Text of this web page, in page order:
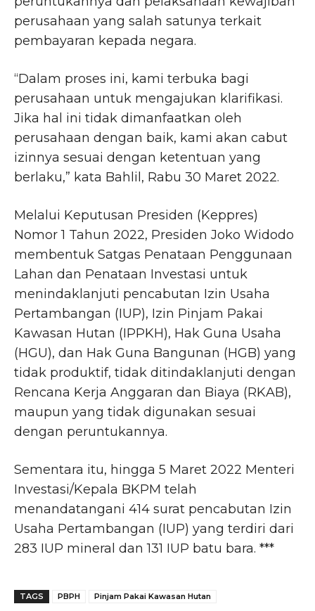
perusahaan yang salah satunya terkait
pembayaran kepada negara.
“Dalam proses ini, kami terbuka bagi
perusahaan untuk mengajukan klarifikasi.
Jika hal ini tidak dimanfaatkan oleh
perusahaan dengan baik, kami akan cabut
izinnya sesuai dengan ketentuan yang
berlaku,” kata Bahlil, Rabu 30 Maret 2022.
Melalui Keputusan Presiden (Keppres)
Nomor 1 Tahun 2022, Presiden Joko Widodo
membentuk Satgas Penataan Penggunaan
Lahan dan Penataan Investasi untuk
menindaklanjuti pencabutan Izin Usaha
Pertambangan (IUP), Izin Pinjam Pakai
Kawasan Hutan (IPPKH), Hak Guna Usaha
(HGU), dan Hak Guna Bangunan (HGB) yang
tidak produktif, tidak ditindaklanjuti dengan
Rencana Kerja Anggaran dan Biaya (RKAB),
maupun yang tidak digunakan sesuai
dengan peruntukannya.
Sementara itu, hingga 5 Maret 2022 Menteri
Investasi/Kepala BKPM telah
menandatangani 414 surat pencabutan Izin
Usaha Pertambangan (IUP) yang terdiri dari
283 IUP mineral dan 131 IUP batu bara. ***
TAGS PBPH Pinjam Pakai Kawasan Hutan